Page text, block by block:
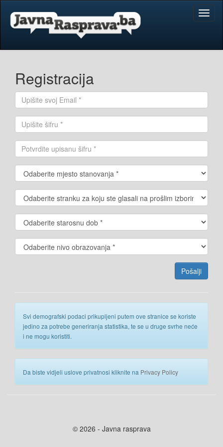
Registracija
Svi demografski podaci prikupljeni putem ove stranice se koriste
jedino za potrebe generiranja statistika, te se u druge svrhe neće
i ne mogu koristiti.
Da biste vidjeli uslove privatnosi kliknite na Privacy Policy
© 2026 - Javna rasprava